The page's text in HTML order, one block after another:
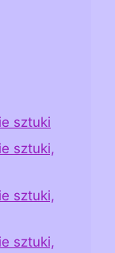
sztuki
sztuki,
sztuki,
sztuki,